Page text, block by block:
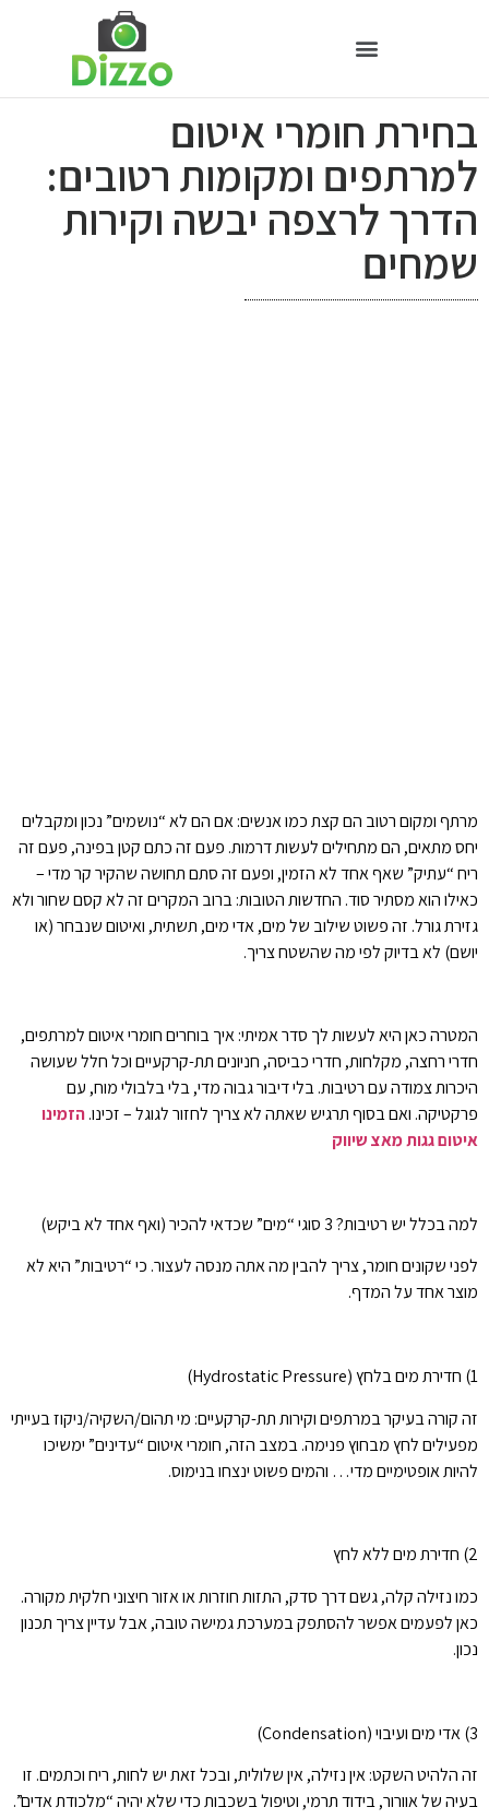
בחירת חומרי איטום
למרתפים ומקומות רטובים:
הדרך לרצפה יבשה וקירות
שמחים
מרתף ומקום רטוב הם קצת כמו אנשים: אם הם לא “נושמים” נכון ומקבלים
יחס מתאים, הם מתחילים לעשות דרמות. פעם זה כתם קטן בפינה, פעם זה
ריח “עתיק” שאף אחד לא הזמין, ופעם זה סתם תחושה שהקיר קר מדי –
כאילו הוא מסתיר סוד. החדשות הטובות: ברוב המקרים זה לא קסם שחור ולא
גזירת גורל. זה פשוט שילוב של מים, אדי מים, תשתית, ואיטום שנבחר (או
יושם) לא בדיוק לפי מה שהשטח צריך.
המטרה כאן היא לעשות לך סדר אמיתי: איך בוחרים חומרי איטום למרתפים,
חדרי רחצה, מקלחות, חדרי כביסה, חניונים תת-קרקעיים וכל חלל שעושה
היכרות צמודה עם רטיבות. בלי דיבור גבוה מדי, בלי בלבולי מוח, עם
פרקטיקה. ואם בסוף תרגיש שאתה לא צריך לחזור לגוגל – זכינו.הזמינו
איטום גגות מאצ שיווק
למה בכלל יש רטיבות? 3 סוגי “מים” שכדאי להכיר (ואף אחד לא ביקש)
לפני שקונים חומר, צריך להבין מה אתה מנסה לעצור. כי “רטיבות” היא לא
מוצר אחד על המדף.
1) חדירת מים בלחץ (Hydrostatic Pressure)
זה קורה בעיקר במרתפים וקירות תת-קרקעיים: מי תהום/השקיה/ניקוז בעייתי
מפעילים לחץ מבחוץ פנימה. במצב הזה, חומרי איטום “עדינים” ימשיכו
להיות אופטימיים מדי… והמים פשוט ינצחו בנימוס.
2) חדירת מים ללא לחץ
כמו נזילה קלה, גשם דרך סדק, התזות חוזרות או אזור חיצוני חלקית מקורה.
כאן לפעמים אפשר להסתפק במערכת גמישה טובה, אבל עדיין צריך תכנון
נכון.
3) אדי מים ועיבוי (Condensation)
זה הלהיט השקט: אין נזילה, אין שלולית, ובכל זאת יש לחות, ריח וכתמים. זו
בעיה של אוורור, בידוד תרמי, וטיפול בשכבות כדי שלא יהיה “מלכודת אדים”.